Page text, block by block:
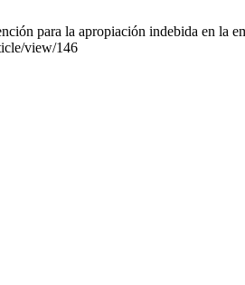
para la apropiación indebida en la
view/146